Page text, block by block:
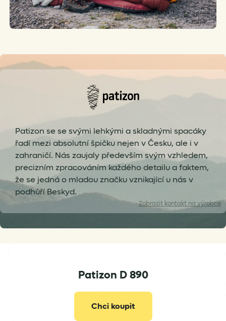
Patizon se se svými lehkými a skladnými spacáky
řadí mezi absolutní špičku nejen v Česku, ale i v
zahraničí. Nás zaujaly především svým vzhledem,
precizním zpracováním každého detailu a faktem,
že se jedná o mladou značku vznikající u nás v
podhůří Beskyd.
Zobrazit kontakt na výrobce
Patizon D 890
Chci koupit